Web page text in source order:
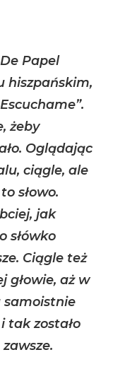
Papel
hiszpańskim,
żeby
Oglądając
ciągle, ale
słowo.
jak
słówko
Ciągle też
głowie, aż w
samoistnie
tak zostało